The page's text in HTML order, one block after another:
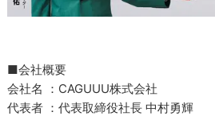
■会社概要
会社名 ：CAGUUU株式会社
代表者 ：代表取締役社長 中村勇輝